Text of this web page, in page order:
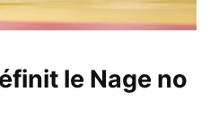
le Nage no